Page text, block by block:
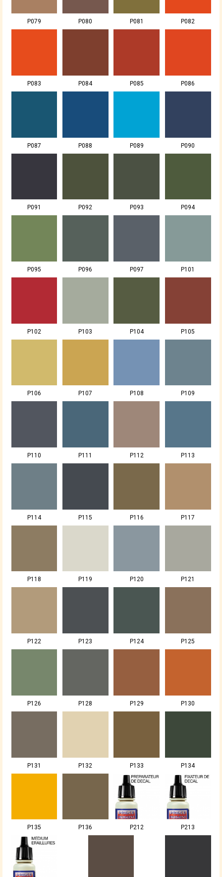
P079 P080 P081 P082
P083 P084 P085 P086
P087 P088 P089 P090
P091 P092 P093 P094
P095 P096 P097 P101
P102 P103 P104 P105
P106 P107 P108 P109
P110 P111 P112 P113
P114 P115 P116 P117
P118 P119 P120 P121
P122 P123 P124 P125
P126 P128 P129 P130
P131 P132 P133 P134
P135 P136 P212 P213